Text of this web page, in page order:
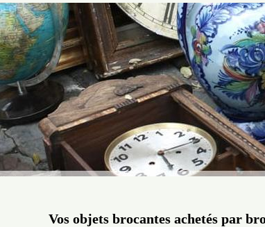
Vos objets brocantes achetés par